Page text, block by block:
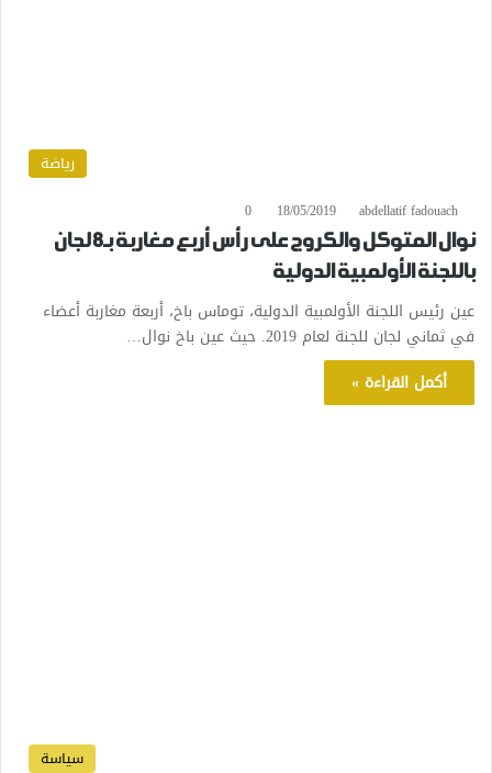
رياضة
abdellatif fadouach
18/05/2019
0
نوال المتوكل والكروج على رأس أربع مغاربة بـ8 لجان
باللجنة الأولمبية الدولية
عين رئيس اللجنة الأولمبية الدولية، توماس باخ، أربعة مغاربة أعضاء
في ثماني لجان للجنة لعام 2019. حيث عين باخ نوال…
أكمل القراءة »
سياسة